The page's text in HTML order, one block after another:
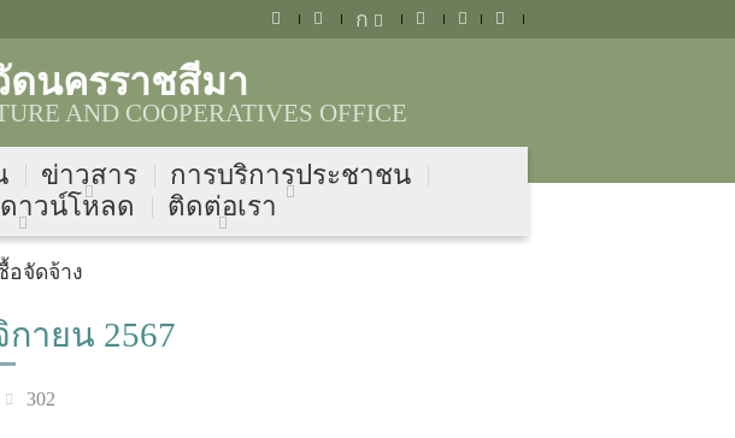
ก
ดนครราชสีมา
AND COOPERATIVES OFFICE
ข่าวสาร
การบริการประชาชน
าวน์โหลด ติดต่อเรา
อจัดจ้าง
ายน 2567
302